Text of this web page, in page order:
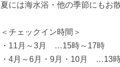
夏には海水浴・他の季節にもお
＜チェックイン時間＞
・11月～3月 …15時～17時
・4月～6月・9月・10月 …13